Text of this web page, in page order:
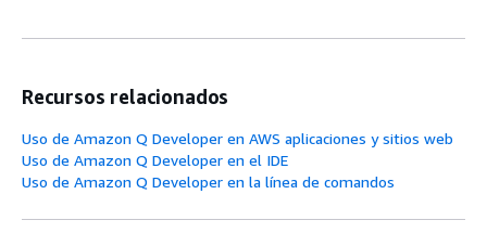
Recursos relacionados
Uso de Amazon Q Developer en AWS aplicaciones y sitios web
Uso de Amazon Q Developer en el IDE
Uso de Amazon Q Developer en la línea de comandos